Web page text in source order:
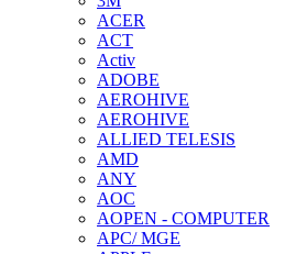
ACER
ACT
Activ
ADOBE
AEROHIVE
AEROHIVE
ALLIED TELESIS
AMD
ANY
AOC
AOPEN - COMPUTER
APC/ MGE